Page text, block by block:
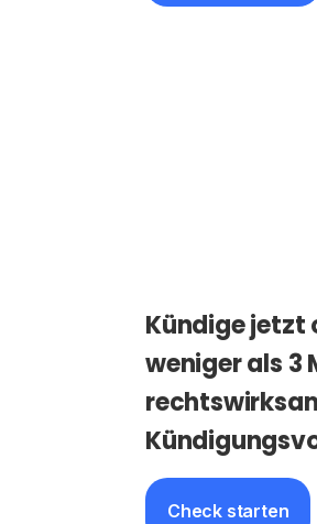
Kündige jetzt
weniger als 3
Check starten